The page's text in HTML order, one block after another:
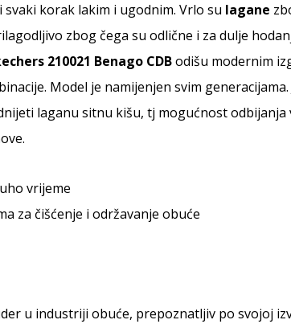
svaki korak lakim i ugodnim. Vrlo su lagane
zbog čega su odlične i za dulje
210021 Benago CDBodišu modernim
Model je namijenjen svim
laganu sitnu kišu, tj mogućnost
vrijeme
za čišćenje i održavanje obuće
u industriji obuće, prepoznatljiv po svojoj